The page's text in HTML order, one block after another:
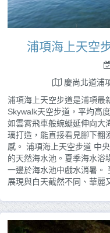
浦項海上天空
慶尚北道浦
浦項海上天空步道是浦項最
Skywalk天空步道，平均高
如雲霄飛車般蜿蜒延伸向大
璃打造，能直接看見腳下翻
感。 浦項海上天空步道 中
的天然海水池。夏季海水浴
一邊於海水池中戲水消暑。
展現與白天截然不同、華麗